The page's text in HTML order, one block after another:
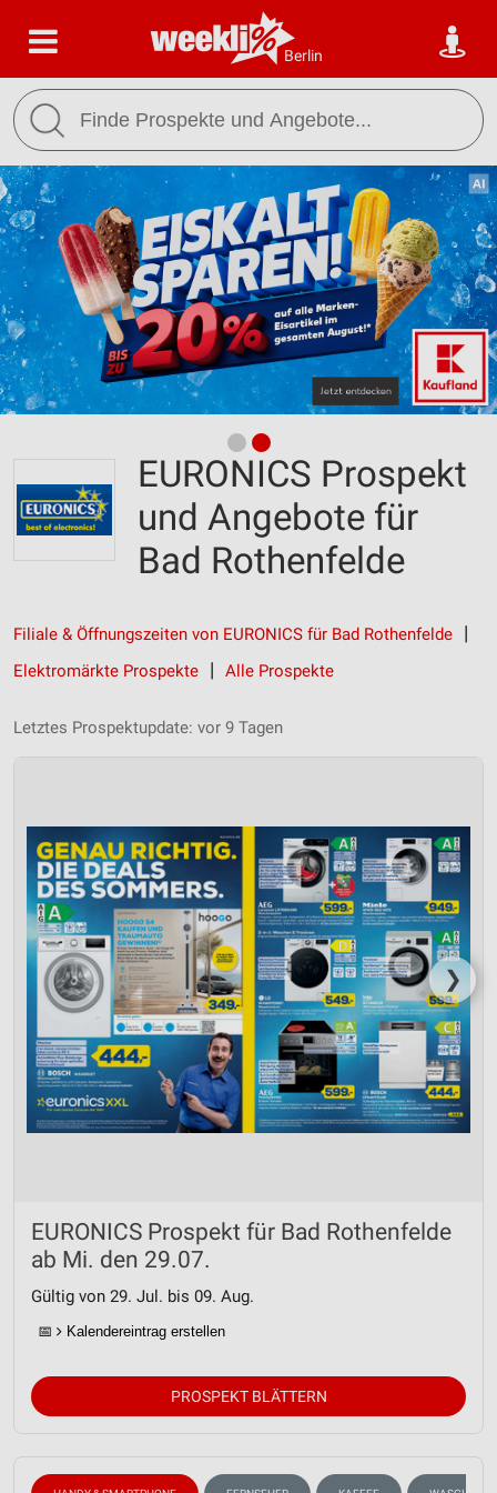
Berlin
EURONICS Prospekt
und Angebote für
Bad Rothenfelde
Filiale & Öffnungszeiten von EURONICS für Bad Rothenfelde
Elektromärkte Prospekte
Alle Prospekte
Letztes Prospektupdate: vor 9 Tagen
❯
EURONICS Prospekt für Bad Rothenfelde
ab Mi. den 29.07.
Gültig von 29. Jul. bis 09. Aug.
📅 Kalendereintrag erstellen
PROSPEKT BLÄTTERN